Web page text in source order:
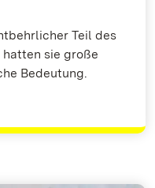
Teil des
sie große
Bedeutung.